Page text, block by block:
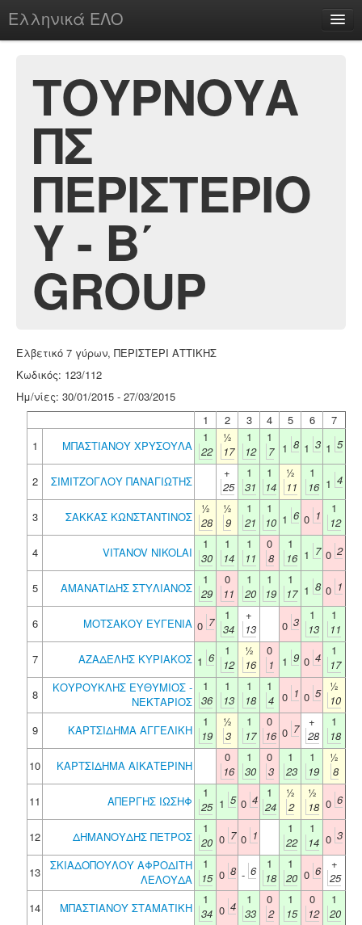
Ελληνικά ΕΛΟ
chesstu.be @ discord
Login
ΤΟΥΡΝΟΥΑ
ΠΣ
ΠΕΡΙΣΤΕΡΙΟ
Υ - Β΄
GROUP
Ελβετικό 7 γύρων, ΠΕΡΙΣΤΕΡΙ ΑΤΤΙΚΗΣ
Κωδικός: 123/112
Ημ/νίες: 30/01/2015 - 27/03/2015
1
2 3 4 5 6
7
1
ΜΠΑΣΤΙΑΝΟΥ ΧΡΥΣΟΥΛΑ
1
22
½
17
1
12
1
7
1 8 1 3 1 5
2 ΣΙΜΙΤΖΟΓΛΟΥ ΠΑΝΑΓΙΩΤΗΣ
+
25
1
31
1
14
½
11
1
16 1 4
3 ΣΑΚΚΑΣ ΚΩΝΣΤΑΝΤΙΝΟΣ
½
28
½
9
1
21
1
10 1 6 0 1
1
12
4
VITANOV NIKOLAI
1
30
1
14
1
11
0
8
1
16 1 7 0 2
5 ΑΜΑΝΑΤΙΔΗΣ ΣΤΥΛΙΑΝΟΣ
1
29
0
11
1
20
1
19
1
17 1 8 0 1
6 ΜΟΤΣΑΚΟΥ ΕΥΓΕΝΙΑ 0 7
1
34
+
13
0 3
1
13
1
11
7
ΑΖΑΔΕΛΗΣ ΚΥΡΙΑΚΟΣ 1 6
1
12
½
16
0
1
1 9 0 4
1
17
8
ΚΟΥΡΟΥΚΛΗΣ ΕΥΘΥΜΙΟΣ -
ΝΕΚΤΑΡΙΟΣ
1
36
1
13
1
18
1
4 0 1 0 5
½
10
9
ΚΑΡΤΣΙΔΗΜΑ ΑΓΓΕΛΙΚΗ
1
19
½
3
1
17
0
16 0 7
+
28
1
18
10
ΚΑΡΤΣΙΔΗΜΑ ΑΙΚΑΤΕΡΙΝΗ
0
16
1
30
0
3
1
23
1
19
½
8
11
ΑΠΕΡΓΗΣ ΙΩΣΗΦ
1
25 1 5 0 4
1
24
½
2
½
18 0 6
12 ΔΗΜΑΝΟΥΔΗΣ ΠΕΤΡΟΣ
1
20 0 7 0 1
1
22
1
14 0 3
13
ΣΚΙΑΔΟΠΟΥΛΟΥ ΑΦΡΟΔΙΤΗ
ΛΕΛΟΥΔΑ
1
15 0 8 - 6
1
18
1
20 0 6
+
25
14
ΜΠΑΣΤΙΑΝΟΥ ΣΤΑΜΑΤΙΚΗ
1
34 0 4
1
33
0
2
1
15
0
12
1
20